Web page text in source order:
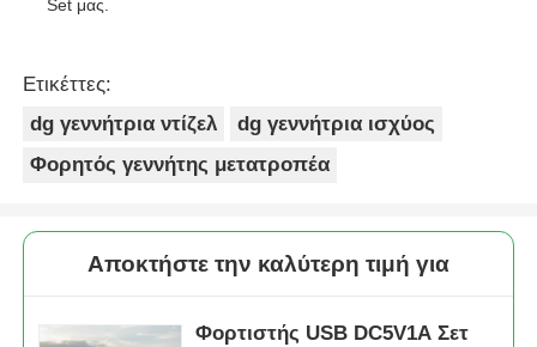
Set μας.
Ετικέττες:
dg γεννήτρια ντίζελ
dg γεννήτρια ισχύος
Φορητός γεννήτης μετατροπέα
Αποκτήστε την καλύτερη τιμή για
Φορτιστής USB DC5V1A Σετ